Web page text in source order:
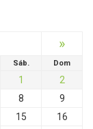
»
Sáb. Dom
1
2
8
9
15
16